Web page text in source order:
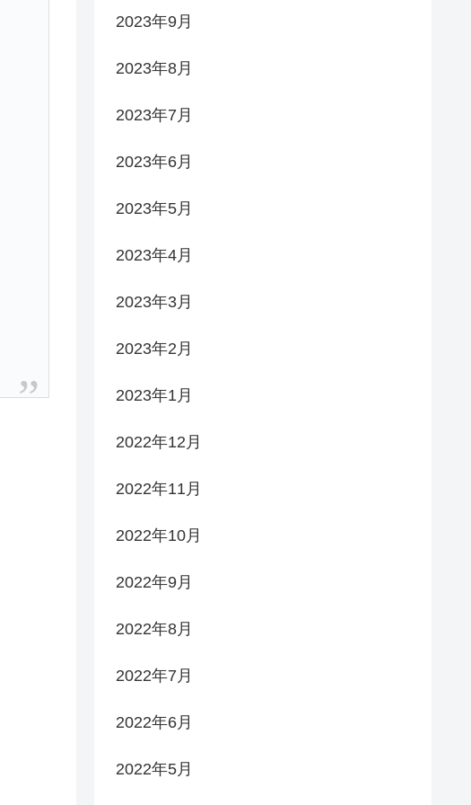
2023年9月
2023年8月
2023年7月
2023年6月
2023年5月
2023年4月
2023年3月
2023年2月
2023年1月
2022年12月
2022年11月
2022年10月
2022年9月
2022年8月
2022年7月
2022年6月
2022年5月